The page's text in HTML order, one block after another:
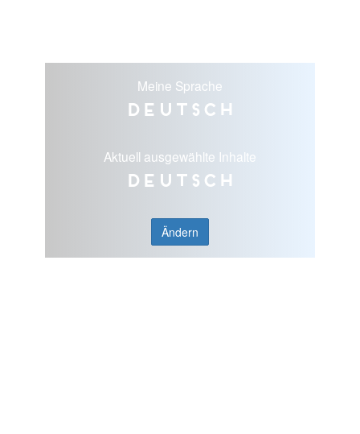
Meine Sprache
Deutsch
Aktuell ausgewählte Inhalte
Deutsch
Ändern